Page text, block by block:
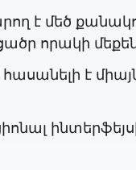
է մեծ
ցածր որակի
հասանելի է